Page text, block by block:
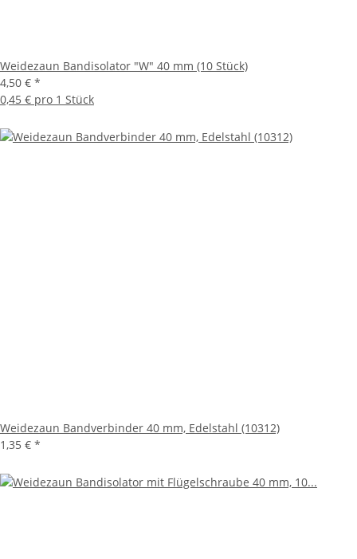
Weidezaun Bandisolator "W" 40 mm (10 Stück)
4,50 € *
0,45 € pro 1 Stück
Weidezaun Bandverbinder 40 mm, Edelstahl (10312)
1,35 € *